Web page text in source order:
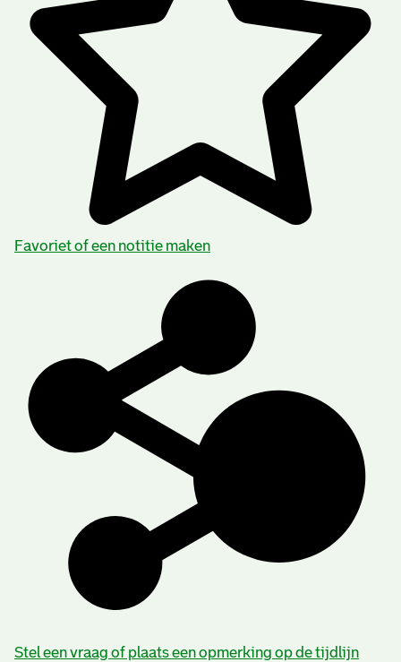
Favoriet of een notitie maken
Stel een vraag of plaats een opmerking op de tijdlijn